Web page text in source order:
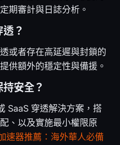
期審計與日誌分析。
？
或者存在高延遲與封鎖的
供額外的穩定性與備援。
安全？
SaaS 穿透解決方案，搭
、以及實施最小權限原
速器推薦：海外華人必備